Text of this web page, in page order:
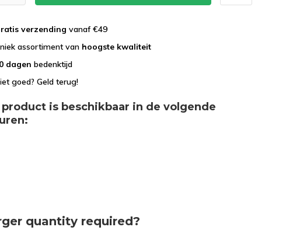
verzending vanaf €49
assortiment van hoogste kwaliteit
dagen bedenktijd
goed? Geld terug!
is beschikbaar in de volgende
quantity required?